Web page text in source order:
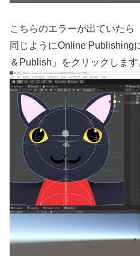
こちらのエラーが出ていたら
同じようにOnline Publishing
＆Publish」をクリックします